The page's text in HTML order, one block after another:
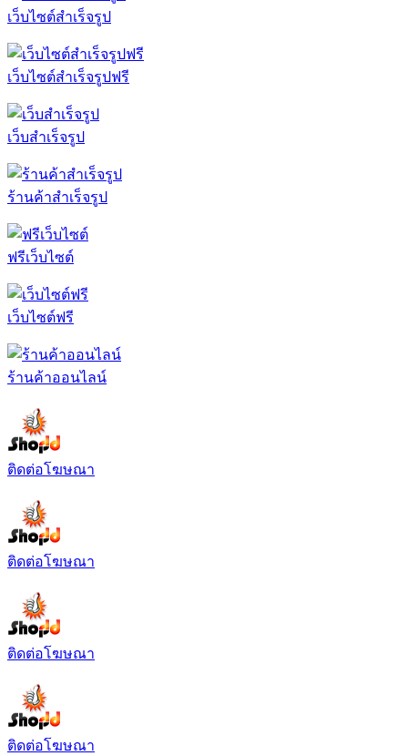
เว็บไซต์สำเร็จรูป
เว็บไซต์สำเร็จรูปฟรี
เว็บสำเร็จรูป
ร้านค้าสำเร็จรูป
ฟรีเว็บไซต์
เว็บไซต์ฟรี